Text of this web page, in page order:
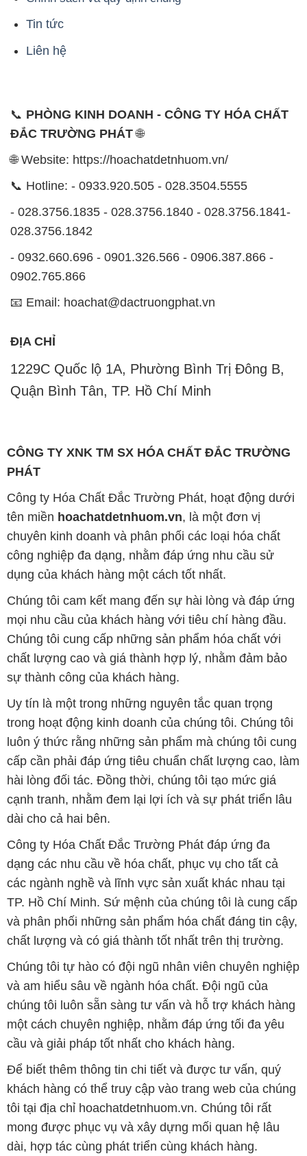
Tin tức
Liên hệ
📞 PHÒNG KINH DOANH - CÔNG TY HÓA CHẤT
ĐẮC TRƯỜNG PHÁT🌐
🌐 Website: https://hoachatdetnhuom.vn/
📞 Hotline: - 0933.920.505 - 028.3504.5555
- 028.3756.1835 - 028.3756.1840 - 028.3756.1841-
028.3756.1842
- 0932.660.696 - 0901.326.566 - 0906.387.866 -
0902.765.866
📧 Email: hoachat@dactruongphat.vn
ĐỊA CHỈ
1229C Quốc lộ 1A, Phường Bình Trị Đông B,
Quận Bình Tân, TP. Hồ Chí Minh
CÔNG TY XNK TM SX HÓA CHẤT ĐẮC TRƯỜNG
PHÁT
Công ty Hóa Chất Đắc Trường Phát, hoạt động dưới
tên miền hoachatdetnhuom.vn, là một đơn vị
chuyên kinh doanh và phân phối các loại hóa chất
công nghiệp đa dạng, nhằm đáp ứng nhu cầu sử
dụng của khách hàng một cách tốt nhất.
Chúng tôi cam kết mang đến sự hài lòng và đáp ứng
mọi nhu cầu của khách hàng với tiêu chí hàng đầu.
Chúng tôi cung cấp những sản phẩm hóa chất với
chất lượng cao và giá thành hợp lý, nhằm đảm bảo
sự thành công của khách hàng.
Uy tín là một trong những nguyên tắc quan trọng
trong hoạt động kinh doanh của chúng tôi. Chúng tôi
luôn ý thức rằng những sản phẩm mà chúng tôi cung
cấp cần phải đáp ứng tiêu chuẩn chất lượng cao, làm
hài lòng đối tác. Đồng thời, chúng tôi tạo mức giá
cạnh tranh, nhằm đem lại lợi ích và sự phát triển lâu
dài cho cả hai bên.
Công ty Hóa Chất Đắc Trường Phát đáp ứng đa
dạng các nhu cầu về hóa chất, phục vụ cho tất cả
các ngành nghề và lĩnh vực sản xuất khác nhau tại
TP. Hồ Chí Minh. Sứ mệnh của chúng tôi là cung cấp
và phân phối những sản phẩm hóa chất đáng tin cậy,
chất lượng và có giá thành tốt nhất trên thị trường.
Chúng tôi tự hào có đội ngũ nhân viên chuyên nghiệp
và am hiểu sâu về ngành hóa chất. Đội ngũ của
chúng tôi luôn sẵn sàng tư vấn và hỗ trợ khách hàng
một cách chuyên nghiệp, nhằm đáp ứng tối đa yêu
cầu và giải pháp tốt nhất cho khách hàng.
Để biết thêm thông tin chi tiết và được tư vấn, quý
khách hàng có thể truy cập vào trang web của chúng
tôi tại địa chỉ hoachatdetnhuom.vn. Chúng tôi rất
mong được phục vụ và xây dựng mối quan hệ lâu
dài, hợp tác cùng phát triển cùng khách hàng.